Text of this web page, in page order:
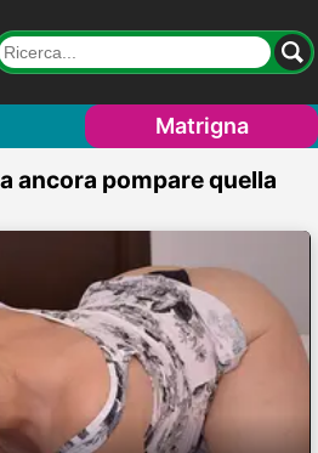
Matrigna
ancora pompare quella